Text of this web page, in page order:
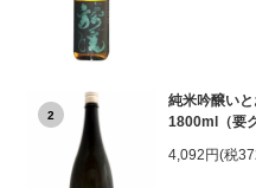
2
純米吟醸い
1800ml（要
4,092円(税